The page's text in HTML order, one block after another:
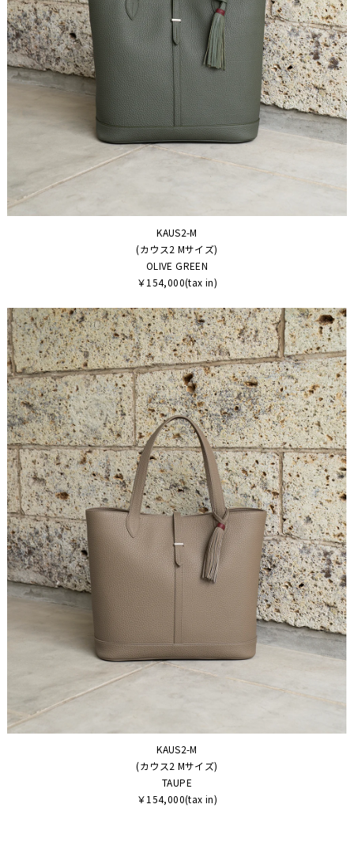
KAUS2-M
(カウス2 Mサイズ)
OLIVE GREEN
￥154,000(tax in)
KAUS2-M
(カウス2 Mサイズ)
TAUPE
￥154,000(tax in)